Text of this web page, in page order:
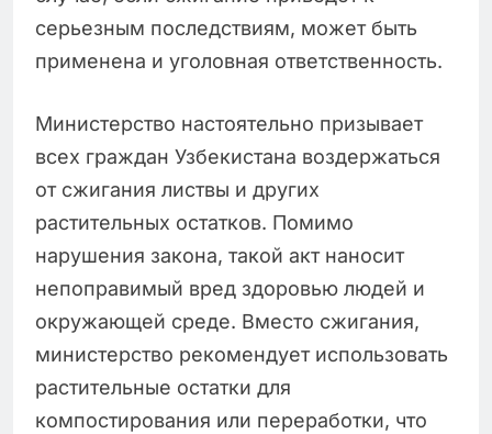
серьезным последствиям, может быть
применена и уголовная ответственность.
Министерство настоятельно призывает
всех граждан Узбекистана воздержаться
от сжигания листвы и других
растительных остатков. Помимо
нарушения закона, такой акт наносит
непоправимый вред здоровью людей и
окружающей среде. Вместо сжигания,
министерство рекомендует использовать
растительные остатки для
компостирования или переработки, что